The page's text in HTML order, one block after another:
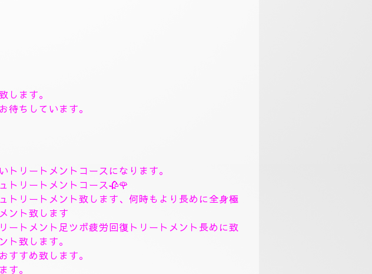
す。🥀
おすすめ致します。
トコース🥀
トメントを致します。
ートメント致します、フィシャルマッサージパック
ドスパマッサージパック、ソルトトリートメント致
ジージャプカサイ＆リンガムトリートメントコース